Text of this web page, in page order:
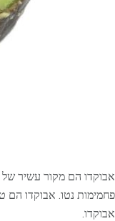
אבוקדו הם מקור עשיר של
אבוקדו.